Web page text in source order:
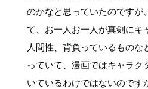
のかなと思っていたのですが
て、お一人お一人が真剣にキ
人間性、背負っているものな
っていて、漫画ではキャラク
いているわけではないのです